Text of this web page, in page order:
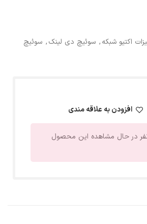
اکتیو شبکه, سوئیچ دی لینک, سوئیچ
افزودن به علاقه مندی
در حال مشاهده این محصول